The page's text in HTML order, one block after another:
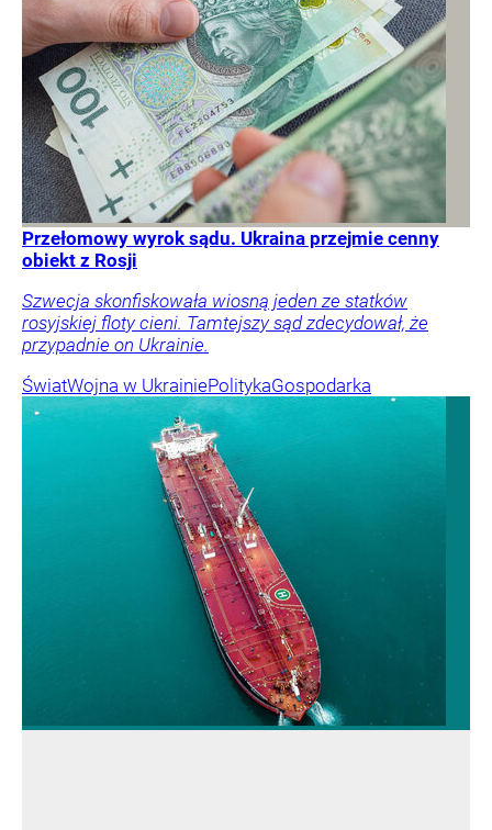
Przełomowy wyrok sądu. Ukraina przejmie cenny
obiekt z Rosji
Szwecja skonfiskowała wiosną jeden ze statków
rosyjskiej floty cieni. Tamtejszy sąd zdecydował, że
przypadnie on Ukrainie.
ŚwiatWojna w UkrainiePolitykaGospodarka